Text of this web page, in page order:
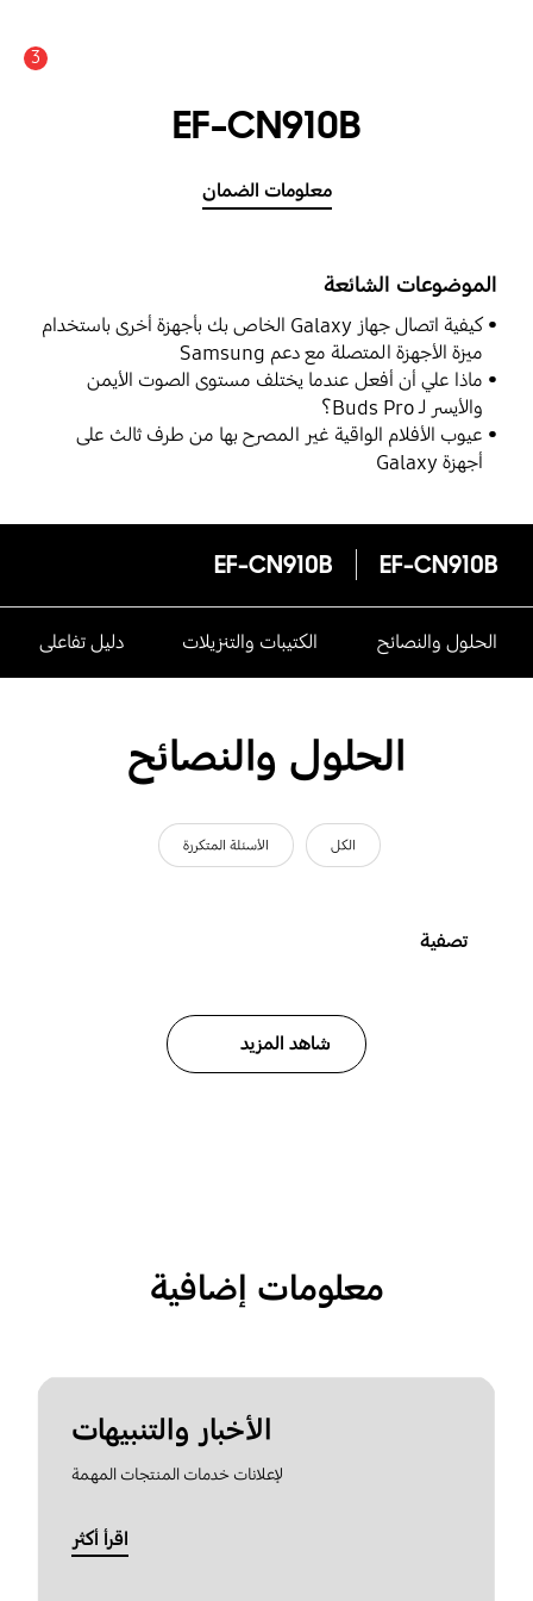
3
EF-CN910B
معلومات الضمان
الموضوعات الشائعة
كيفية اتصال جهاز Galaxy الخاص بك بأجهزة أخرى باستخدام
ميزة الأجهزة المتصلة مع دعم Samsung
ماذا علي أن أفعل عندما يختلف مستوى الصوت الأيمن
والأيسر لـ Buds Pro؟
عيوب الأفلام الواقية غير المصرح بها من طرف ثالث على
أجهزة Galaxy
EF-CN910B
EF-CN910B
الحلول والنصائح الكتيبات والتنزيلات دليل تفاعلى
الحلول والنصائح
الكل الأسئلة المتكررة
تصفية
شاهد المزيد
معلومات إضافية
الأخبار والتنبيهات
لإعلانات خدمات المنتجات المهمة
اقرأ أكثر